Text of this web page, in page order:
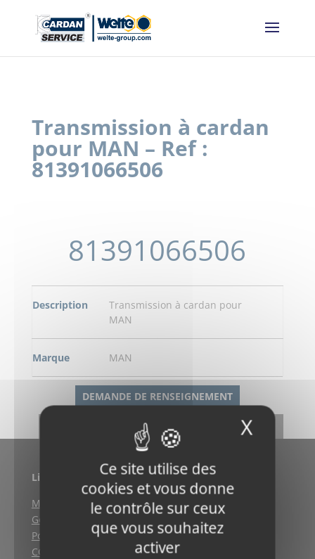
Ce site utilise des
cookies et vous donne
le contrôle sur ceux
que vous souhaitez
activer
X
Transmission à cardan
pour MAN – Ref :
81391066506
81391066506
Description
Transmission à cardan pour
MAN
Marque MAN
DEMANDE DE RENSEIGNEMENT
RETOUR
Liens utiles
Mentions légales
Gestion des cookies
Politique de confidentialité
CGV (Weyersheim)